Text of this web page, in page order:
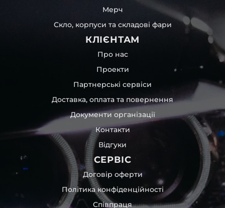
Мерч
Скло, корпуси та складові фари
КЛІЄНТАМ
Про нас
Проекти
Партнерські сервіси
Доставка, оплата та повернення
Документи організації
Контакти
Відгуки
СЕРВІС
Договір оферти
Політика конфіденційності
Співпраця